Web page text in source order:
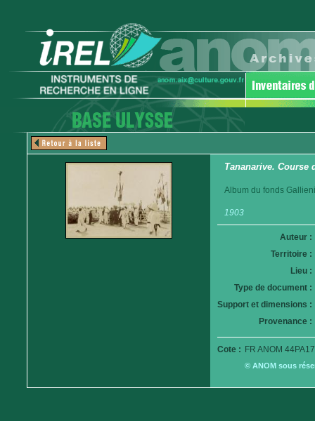
Tananarive. Course
Album du fonds
1903
Auteur :
Territoire :
Lieu :
Type de document :
Support et dimensions :
Provenance :
Cote : FR ANOM
© ANOM sous